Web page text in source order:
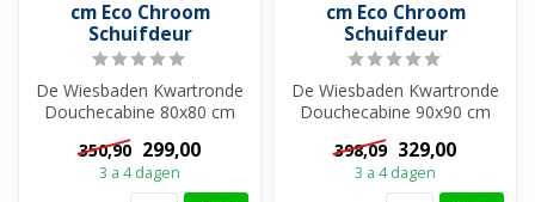
cm Eco Chroom
Schuifdeur
De Wiesbaden Kwartronde
Douchecabine 80x80 cm
Eco is een uitstekende
keuze voor ...
350,90 299,00
3 a 4 dagen
cm Eco Chroom
Schuifdeur
De Wiesbaden Kwartronde
Douchecabine 90x90 cm
Eco is een uitstekende
keuze voor ...
398,09 329,00
3 a 4 dagen